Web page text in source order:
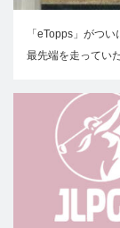
「eTopps」がつ
最先端を走ってい